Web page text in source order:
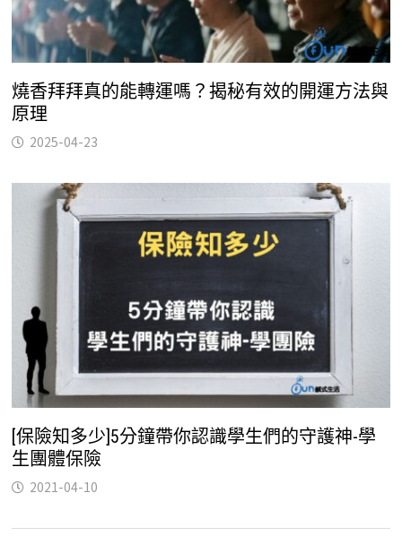
燒香拜拜真的能轉運嗎？揭秘有效的開運方法與
原理
2025-04-23
[保險知多少]5分鐘帶你認識學生們的守護神-學
生團體保險
2021-04-10